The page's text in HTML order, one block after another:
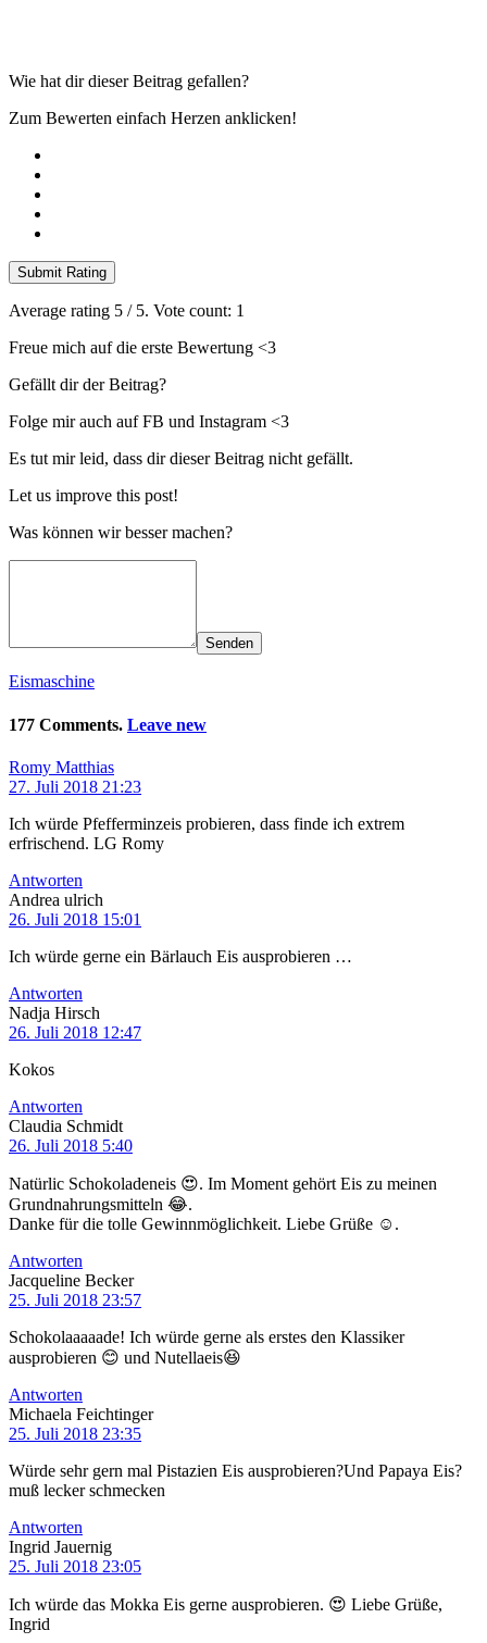
Wie hat dir dieser Beitrag gefallen?
Zum Bewerten einfach Herzen anklicken!
Submit Rating
Average rating 5 / 5. Vote count: 1
Freue mich auf die erste Bewertung <3
Gefällt dir der Beitrag?
Folge mir auch auf FB und Instagram <3
Es tut mir leid, dass dir dieser Beitrag nicht gefällt.
Let us improve this post!
Was können wir besser machen?
Senden
Eismaschine
177 Comments. Leave new
Romy Matthias
27. Juli 2018 21:23
Ich würde Pfefferminzeis probieren, dass finde ich extrem
erfrischend. LG Romy
Antworten
Andrea ulrich
26. Juli 2018 15:01
Ich würde gerne ein Bärlauch Eis ausprobieren …
Antworten
Nadja Hirsch
26. Juli 2018 12:47
Kokos
Antworten
Claudia Schmidt
26. Juli 2018 5:40
Natürlic Schokoladeneis 😍. Im Moment gehört Eis zu meinen
Grundnahrungsmitteln 😂.
Danke für die tolle Gewinnmöglichkeit. Liebe Grüße ☺️.
Antworten
Jacqueline Becker
25. Juli 2018 23:57
Schokolaaaaade! Ich würde gerne als erstes den Klassiker
ausprobieren 😊 und Nutellaeis😆
Antworten
Michaela Feichtinger
25. Juli 2018 23:35
Würde sehr gern mal Pistazien Eis ausprobieren?Und Papaya Eis?
muß lecker schmecken
Antworten
Ingrid Jauernig
25. Juli 2018 23:05
Ich würde das Mokka Eis gerne ausprobieren. 😍 Liebe Grüße,
Ingrid